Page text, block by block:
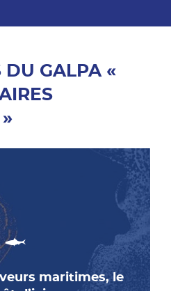
DU GALPA «
maritimes, le